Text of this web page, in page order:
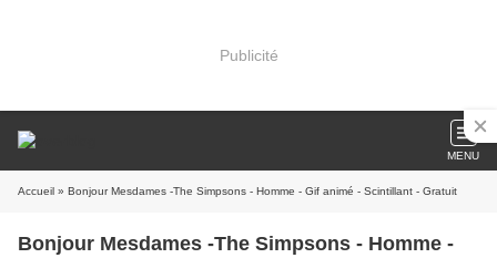
Publicité
MENU
Accueil » Bonjour Mesdames -The Simpsons - Homme - Gif animé - Scintillant - Gratuit
Bonjour Mesdames -The Simpsons - Homme -